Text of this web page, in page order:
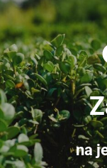
1.70zł
Przewidywana dostawa:5
na